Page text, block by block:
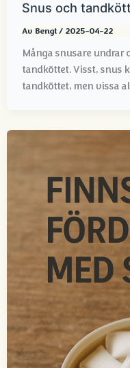
Snus och
Av Bengt / 2025-04-22
Många snusare undrar
tandköttet. Visst, snus
tandköttet, men vissa